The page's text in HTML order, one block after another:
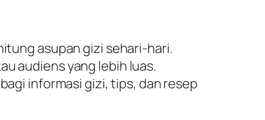
asupan gizi sehari-hari.
audiens yang lebih luas.
informasi gizi, tips, dan resep